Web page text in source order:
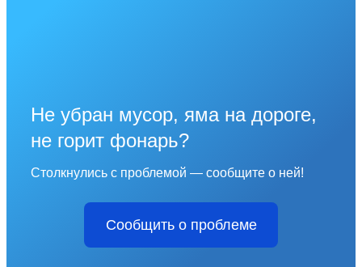
Не убран мусор, яма на дороге,
не горит фонарь?
Столкнулись с проблемой — сообщите о ней!
Сообщить о проблеме